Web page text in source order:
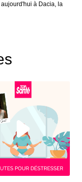
à Dacia, la
sur l'un des plus
- Volvo
notre politique de
privacy ainsi...
- McLAREN